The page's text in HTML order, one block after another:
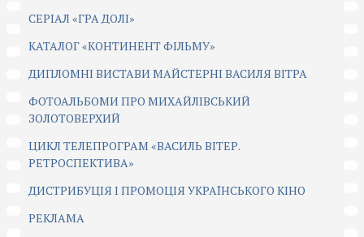
CЕРІАЛ «ГРА ДОЛІ»
КАТАЛОГ «КОНТИНЕНТ ФІЛЬМУ»
ДИПЛОМНІ ВИСТАВИ МАЙСТЕРНІ ВАСИЛЯ ВІТРА
ФОТОАЛЬБОМИ ПРО МИХАЙЛІВСЬКИЙ
ЗОЛОТОВЕРХИЙ
ЦИКЛ ТЕЛЕПРОГРАМ «ВАСИЛЬ ВІТЕР.
РЕТРОСПЕКТИВА»
ДИСТРИБУЦІЯ І ПРОМОЦІЯ УКРАЇНСЬКОГО КІНО
РЕКЛАМА